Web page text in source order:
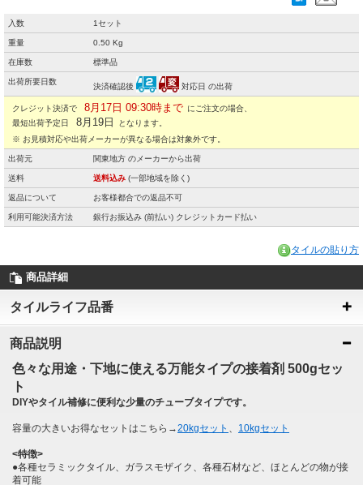
入数 1セット
重量 0.50 Kg
在庫数 標準品
出荷所要日数
決済確認後 対応日 の出荷
クレジット決済で 8月17日 09:30時まで にご注文の場合、
最短出荷予定日
8月19日
となります。
※ お見積対応や出荷メーカーが異なる場合は対象外です。
出荷元 関東地方 のメーカーから出荷
送料 送料込み (一部地域を除く)
返品について お客様都合での返品不可
利用可能決済方法 銀行お振込み (前払い) クレジットカード払い
タイルの貼り方
商品詳細
タイルライフ品番
商品説明
色々な用途・下地に使える万能タイプの接着剤 500gセッ
ト
DIYやタイル補修に便利な少量のチューブタイプです。
容量の大きいお得なセットはこちら→20kgセット 、 10kgセット
<特徴>
●各種セラミックタイル、ガラスモザイク、各種石材など、ほとんどの物が接
着可能